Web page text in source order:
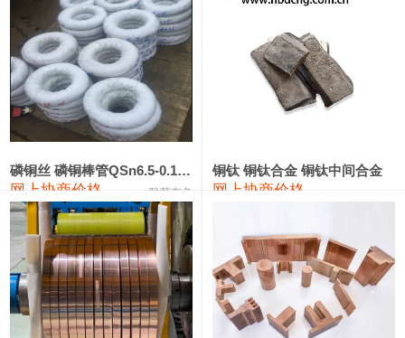
3303#硅 10,300—10,500
2202#硅 14,100—14,300 14,200
441#硅 9,600—9,800 9,700
553#硅 9,300—9,500
金属硅553#-331# 10,100 0
漆包线 111,360—115,360 113,360
磷铜合金 110,200—117,000 113,600 -600
无氧铜丝(硬) 109,100—109,400 109,250
磷铜丝 磷铜棒管QSn6.5-0.1 7-0.2 8-0.3
网上协商价格 联荣有色
铜钛 铜钛合金 铜钛中间合金
网上协商价格